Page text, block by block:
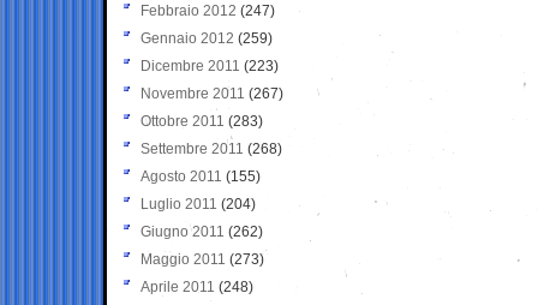
Febbraio 2012 (247)
Gennaio 2012 (259)
Dicembre 2011 (223)
Novembre 2011 (267)
Ottobre 2011 (283)
Settembre 2011 (268)
Agosto 2011 (155)
Luglio 2011 (204)
Giugno 2011 (262)
Maggio 2011 (273)
Aprile 2011 (248)